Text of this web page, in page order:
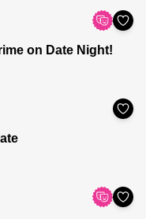
on Date Night!